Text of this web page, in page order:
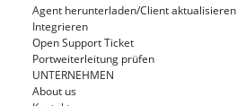
Agent herunterladen/Client aktualisieren
Integrieren
Open Support Ticket
Portweiterleitung prüfen
UNTERNEHMEN
About us